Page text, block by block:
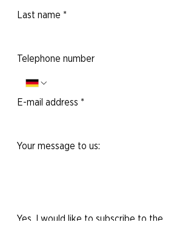
Last name *
Telephone number
E-mail address *
Your message to us:
Yes, I would like to subscribe to the